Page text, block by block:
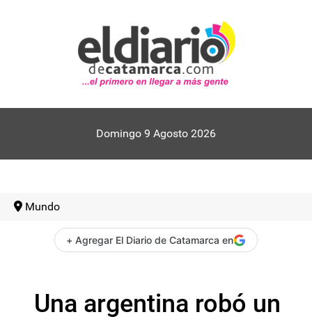
Domingo 9 Agosto 2026
Mundo
+ Agregar El Diario de Catamarca en
Una argentina robó un